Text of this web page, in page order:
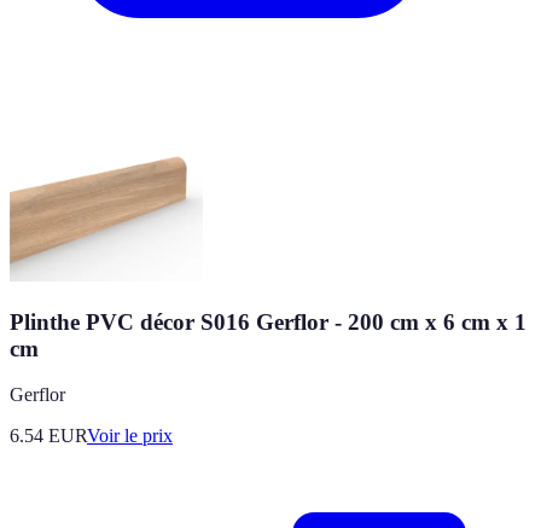
Plinthe PVC décor S016 Gerflor - 200 cm x 6 cm x 1
cm
Gerflor
6.54 EURVoir le prix